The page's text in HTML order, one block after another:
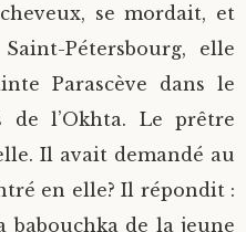
se mordait, et
Pétersbourg, elle
Parascève dans le
de l’Okhta. Le prêtre
Il avait demandé au
en elle? Il répondit :
babouchka de la jeune